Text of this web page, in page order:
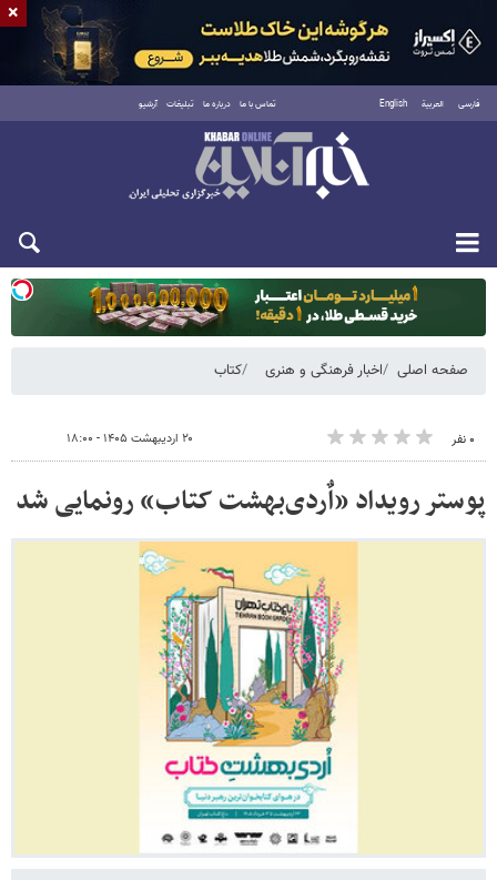
فارسی العربية English تماس با ما درباره ما تبلیغات آرشیو
یکشنبه ۱۸ مرداد ۱۴۰۵
صفحه اصلی اخبار فرهنگی و هنری کتاب
۰ نفر ۲۰ اردیبهشت ۱۴۰۵ - ۱۸:۰۰
پوستر رویداد «اٌردی‌بهشت کتاب» رونمایی شد
×